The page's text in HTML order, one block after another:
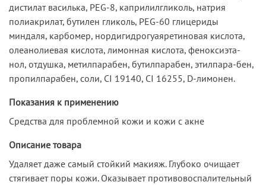
дистилат василька, PEG-8, каприлилгликоль, натрия
полиакрилат, бутилен гликоль, PEG-60 глицериды
миндаля, карбомер, нордигидрогуаяретиновая кислота,
олеанолиевая кислота, лимонная кислота, феноксиэта-
нол, отдушка, метилпарабен, бутилпарабен, этилпара-бен,
пропилпарабен, соли, СI 19140, СI 16255, D-лимонен.
Показания к применению
Средства для проблемной кожи и кожи с акне
Описание товара
Удаляет даже самый стойкий макияж. Глубоко очищает
стягивает поры кожи. Оказывает противовоспалительный